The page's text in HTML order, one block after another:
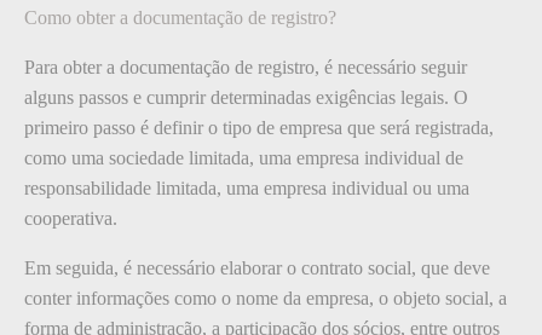
Como obter a documentação de registro?
Para obter a documentação de registro, é necessário seguir
alguns passos e cumprir determinadas exigências legais. O
primeiro passo é definir o tipo de empresa que será registrada,
como uma sociedade limitada, uma empresa individual de
responsabilidade limitada, uma empresa individual ou uma
cooperativa.
Em seguida, é necessário elaborar o contrato social, que deve
conter informações como o nome da empresa, o objeto social, a
forma de administração, a participação dos sócios, entre outros